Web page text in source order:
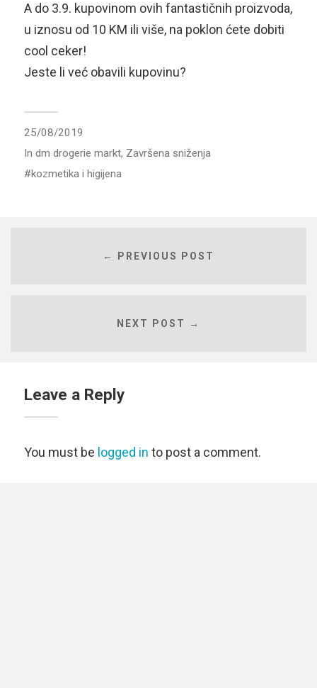
A do 3.9. kupovinom ovih fantastičnih proizvoda,
u iznosu od 10 KM ili više, na poklon ćete dobiti
cool ceker!
Jeste li već obavili kupovinu?
25/08/2019
In dm drogerie markt, Završena sniženja
kozmetika i higijena
← PREVIOUS POST
NEXT POST →
Leave a Reply
You must be logged in to post a comment.